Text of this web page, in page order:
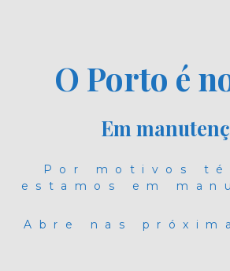
O Porto é
Em
Por motivos
estamos em
Abre nas